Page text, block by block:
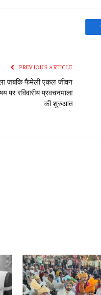
PREVIOUS ARTICLE
जबकि फैमेली एकल जीवन
पर रविवारीय प्रवचनमाला
की शुरुआत